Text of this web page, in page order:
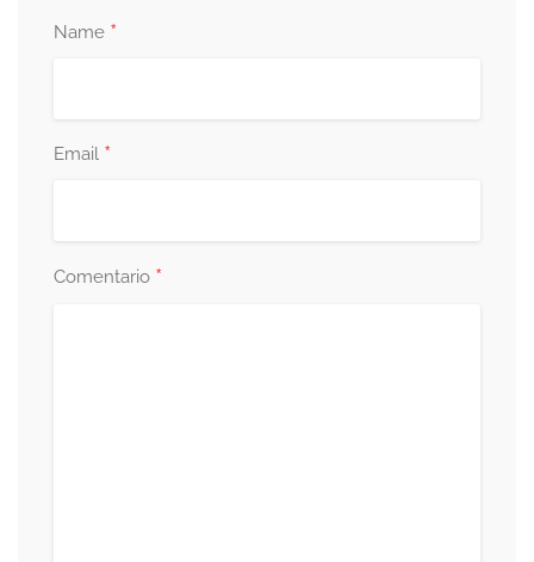
Name *
Email *
Comentario *